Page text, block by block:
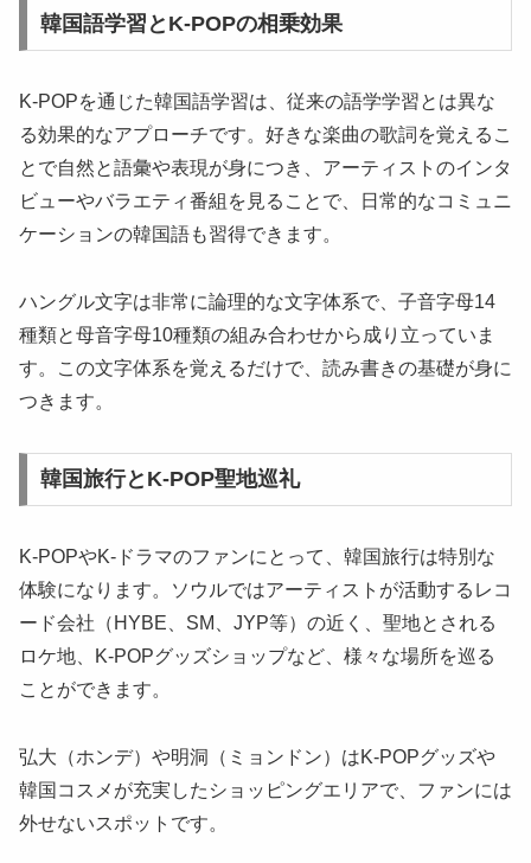
韓国語学習とK-POPの相乗効果
K-POPを通じた韓国語学習は、従来の語学学習とは異な
る効果的なアプローチです。好きな楽曲の歌詞を覚えるこ
とで自然と語彙や表現が身につき、アーティストのインタ
ビューやバラエティ番組を見ることで、日常的なコミュニ
ケーションの韓国語も習得できます。
ハングル文字は非常に論理的な文字体系で、子音字母14
種類と母音字母10種類の組み合わせから成り立っていま
す。この文字体系を覚えるだけで、読み書きの基礎が身に
つきます。
韓国旅行とK-POP聖地巡礼
K-POPやK-ドラマのファンにとって、韓国旅行は特別な
体験になります。ソウルではアーティストが活動するレコ
ード会社（HYBE、SM、JYP等）の近く、聖地とされる
ロケ地、K-POPグッズショップなど、様々な場所を巡る
ことができます。
弘大（ホンデ）や明洞（ミョンドン）はK-POPグッズや
韓国コスメが充実したショッピングエリアで、ファンには
外せないスポットです。